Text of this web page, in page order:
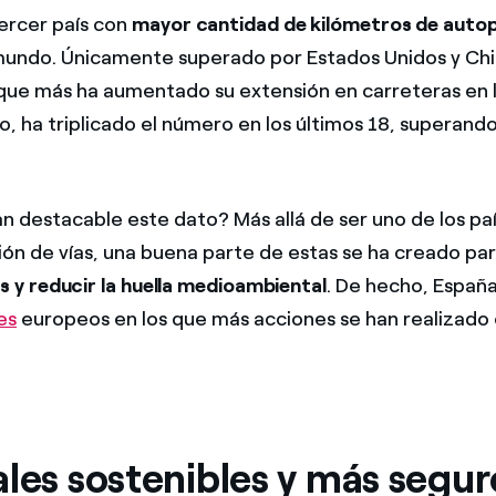
país con mayor cantidad de kilómetros de
Únicamente superado por Estados Unidos y
más ha aumentado su extensión en carreteras en
ha triplicado el número en los últimos 18,
destacable este dato? Más allá de ser uno de los
de vías, una buena parte de estas se ha creado
y reducir la huella medioambiental. De hecho,
europeos en los que más acciones se han
sostenibles y más